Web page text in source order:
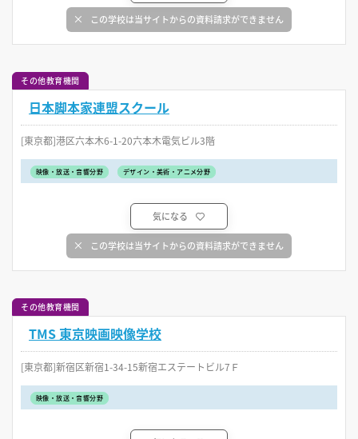
この学校は当サイトからの資料請求ができません
その他教育機関
日本脚本家連盟スクール
[東京都]港区六本木6-1-20六本木電気ビル3階
映像・放送・音響分野 デザイン・美術・アニメ分野
気になる
この学校は当サイトからの資料請求ができません
その他教育機関
TMS 東京映画映像学校
[東京都]新宿区新宿1-34-15新宿エステートビル7Ｆ
映像・放送・音響分野